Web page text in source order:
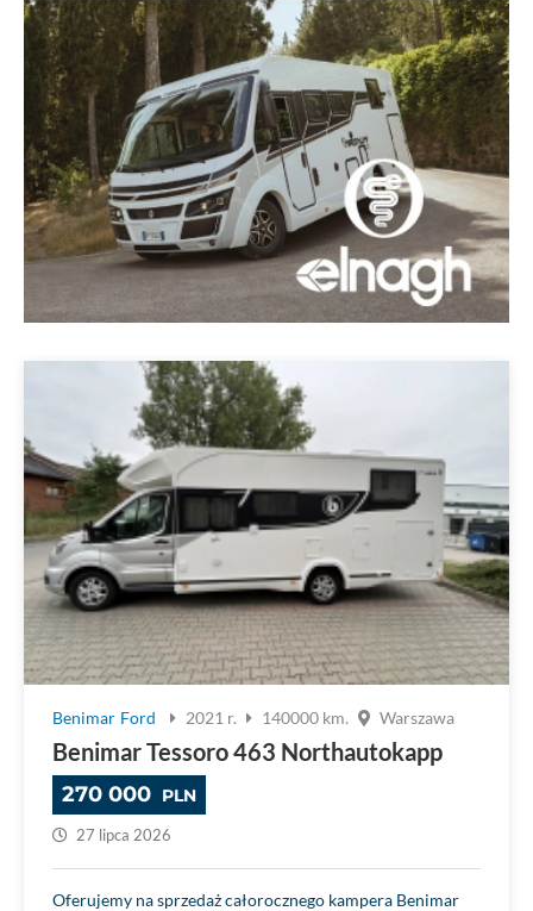
Benimar Ford 2021 r. 140000 km. Warszawa
Benimar Tessoro 463 Northautokapp
270 000 PLN
27 lipca 2026
Oferujemy na sprzedaż całorocznego kampera Benimar